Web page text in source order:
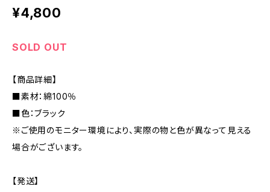
¥4,800
SOLD OUT
【商品詳細】
■素材：綿100％
■色：ブラック
※ご使用のモニター環境により、実際の物と色が異なって見える
場合がございます。
【発送】